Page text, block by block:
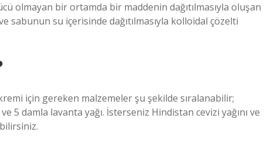
olmayan bir ortamda bir maddenin dağıtılmasıyla oluşan
su içerisinde dağıtılmasıyla kolloidal çözelti
için gereken malzemeler şu şekilde sıralanabilir;
5 damla lavanta yağı. İsterseniz Hindistan cevizi yağını ve